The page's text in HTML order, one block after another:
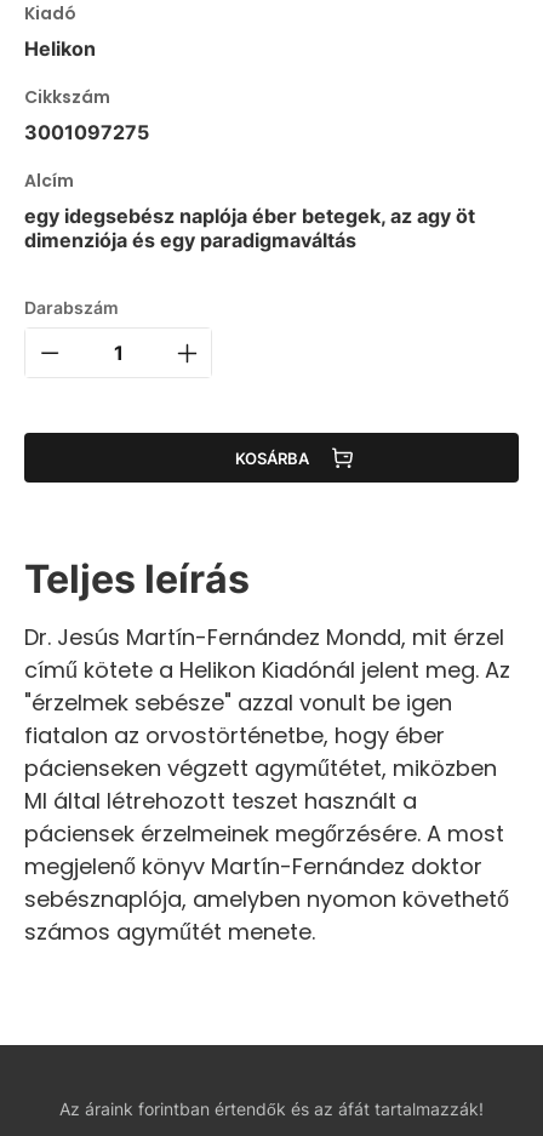
Kiadó
Helikon
Cikkszám
3001097275
Alcím
egy idegsebész naplója éber betegek, az agy öt
dimenziója és egy paradigmaváltás
Darabszám
KOSÁRBA
Teljes leírás
Dr. Jesús Martín-Fernández Mondd, mit érzel
című kötete a Helikon Kiadónál jelent meg. Az
"érzelmek sebésze" azzal vonult be igen
fiatalon az orvostörténetbe, hogy éber
pácienseken végzett agyműtétet, miközben
MI által létrehozott teszet használt a
páciensek érzelmeinek megőrzésére. A most
megjelenő könyv Martín-Fernández doktor
sebésznaplója, amelyben nyomon követhető
számos agyműtét menete.
Az áraink forintban értendők és az áfát tartalmazzák!